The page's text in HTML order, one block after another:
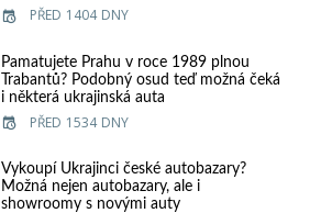
PŘED 1404 DNY
Pamatujete Prahu v roce 1989 plnou
Trabantů? Podobný osud teď možná čeká
i některá ukrajinská auta
PŘED 1534 DNY
Vykoupí Ukrajinci české autobazary?
Možná nejen autobazary, ale i
showroomy s novými auty